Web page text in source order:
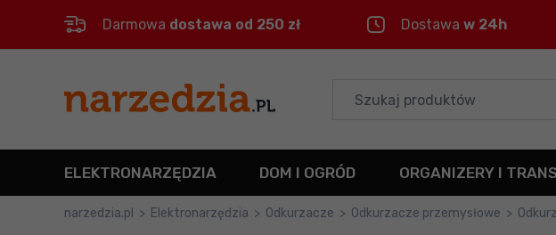
Menu główne
Filtry
Produkty
Darmowa dostawa od 250 zł Dostawa w 24h
ELEKTRONARZĘDZIA DOM I OGRÓD ORGANIZERY I
narzedzia.pl > Elektronarzędzia > Odkurzacze > Odkurzacze przemysłowe >